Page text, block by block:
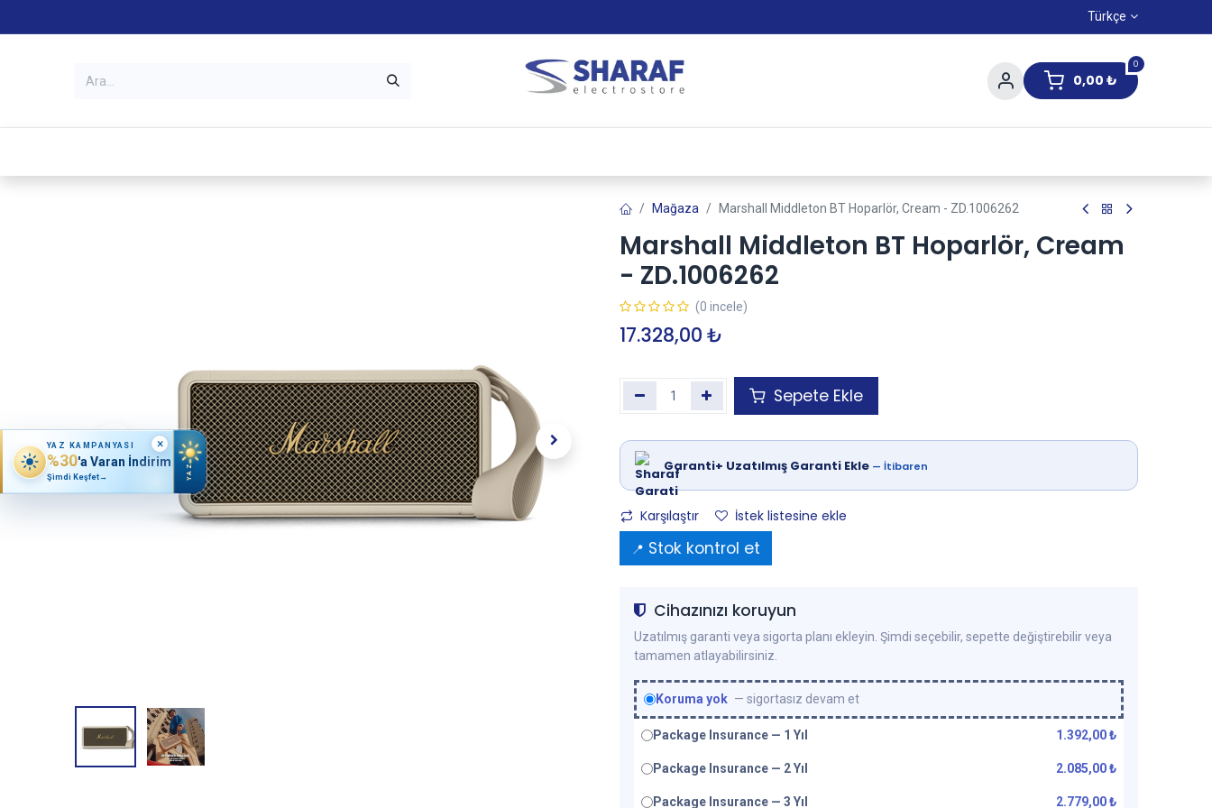
Türkçe
0
0,00 ₺
Mağaza Marshall Middleton BT Hoparlör, Cream - ZD.1006262
Marshall Middleton BT Hoparlör, Cream
- ZD.1006262
(0 incele)
17.328,00 ₺
Sepete Ekle
Garanti+ Uzatılmış Garanti Ekle — İtibaren
Karşılaştır
İstek listesine ekle
📍 Stok kontrol et
Cihazınızı koruyun
Uzatılmış garanti veya sigorta planı ekleyin. Şimdi seçebilir, sepette değiştirebilir veya
tamamen atlayabilirsiniz.
Koruma yok — sigortasız devam et
Package Insurance — 1 Yıl 1.392,00₺
Package Insurance — 2 Yıl 2.085,00₺
Package Insurance — 3 Yıl 2.779,00₺
YAZ KAMPANYASI
%30'a Varan İndirim
Şimdi Keşfet→ YAZ
×